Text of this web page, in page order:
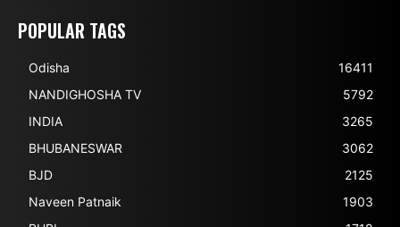
POPULAR TAGS
Odisha
16411
NANDIGHOSHA TV
5792
INDIA
3265
BHUBANESWAR
3062
BJD
2125
Naveen Patnaik
1903